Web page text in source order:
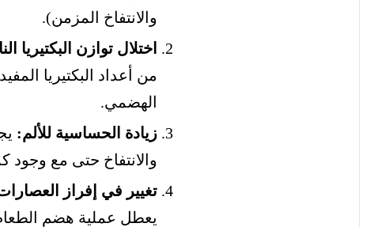
والانتفاخ المزمن).
اختلال توازن البكتيريا
من أعداد البكتيريا
الهضمي.
زيادة الحساسية للألم:
والانتفاخ حتى مع وجود
تغيير في إفراز
يعطل عملية هضم